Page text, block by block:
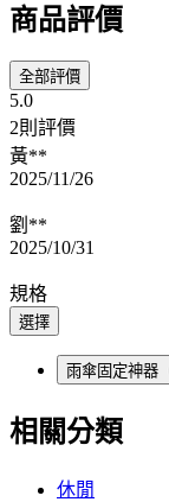
商品評價
全部評價
5.0
2則評價
黃**
2025/11/26
劉**
2025/10/31
規格
選擇
雨傘固定神器
相關分類
休閒